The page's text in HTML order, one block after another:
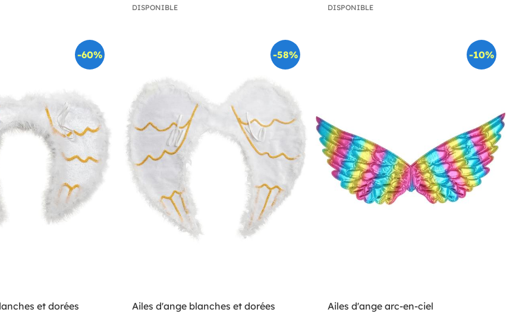
DISPONIBLE DISPONIBLE
-60%
et dorées
-58%
Ailes d'ange blanches et dorées
-10%
Ailes d'ange arc-en-ciel